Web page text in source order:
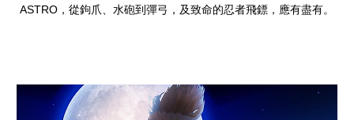
ASTRO，從鉤爪、水砲到彈弓，及致命的忍者飛鏢，應有盡有。